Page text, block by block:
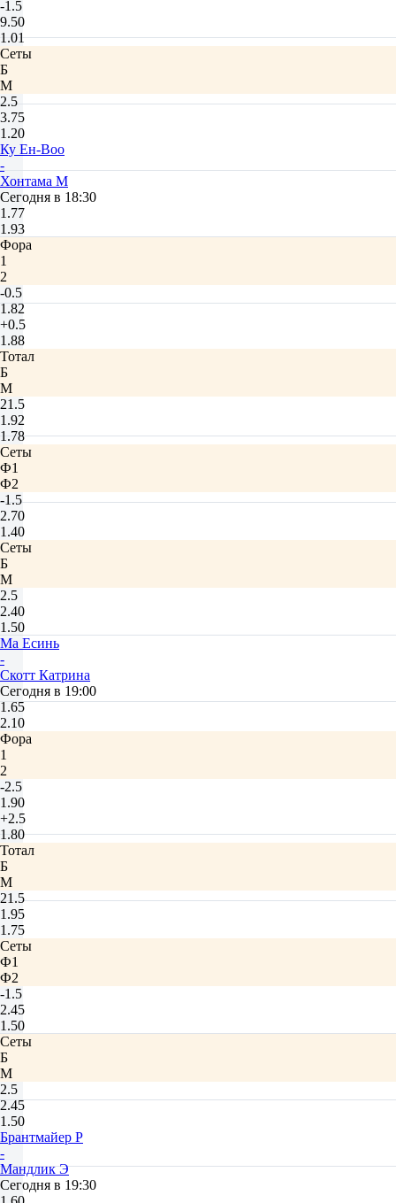
-1.5
9.50
1.01
Сеты
Б
М
2.5
3.75
1.20
Ку Ен-Воо
-
Хонтама М
Сегодня в 18:30
1.77
1.93
Фора
1
2
-0.5
1.82
+0.5
1.88
Тотал
Б
М
21.5
1.92
1.78
Сеты
Ф1
Ф2
-1.5
2.70
1.40
Сеты
Б
М
2.5
2.40
1.50
Ма Есинь
-
Скотт Катрина
Сегодня в 19:00
1.65
2.10
Фора
1
2
-2.5
1.90
+2.5
1.80
Тотал
Б
М
21.5
1.95
1.75
Сеты
Ф1
Ф2
-1.5
2.45
1.50
Сеты
Б
М
2.5
2.45
1.50
Брантмайер Р
-
Мандлик Э
Сегодня в 19:30